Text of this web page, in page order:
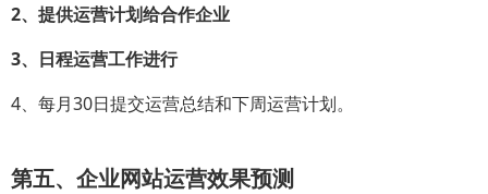
2、提供运营计划给合作企业
3、日程运营工作进行
4、每月30日提交运营总结和下周运营计划。
第五、企业网站运营效果预测